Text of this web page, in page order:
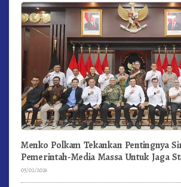
Menko Polkam Tekankan Pentingnya
Pemerintah-Media Massa Untuk Jaga
05/02/2026